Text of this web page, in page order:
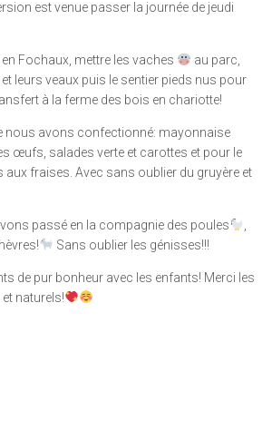
est venue passer la journée de jeudi
Fochaux, mettre les vaches
au parc,
leurs veaux puis le sentier pieds nus pour
à la ferme des bois en chariotte!
nous avons confectionné: mayonnaise
œufs, salades verte et carottes et pour le
aux fraises. Avec sans oublier du gruyère et
passé en la compagnie des poules
Sans oublier les génisses!!!
de pur bonheur avec les enfants! Merci les
naturels!